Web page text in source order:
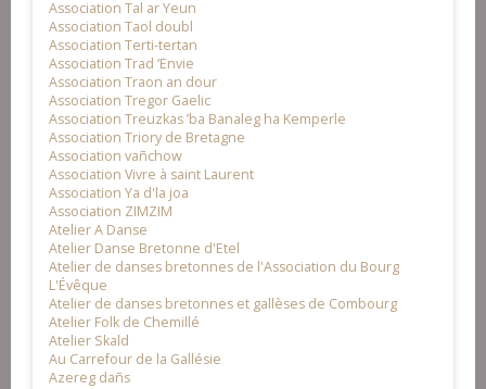
Association Tal ar Yeun
Association Taol doubl
Association Terti-tertan
Association Trad ‘Envie
Association Traon an dour
Association Tregor Gaelic
Association Treuzkas ’ba Banaleg ha Kemperle
Association Triory de Bretagne
Association vañchow
Association Vivre à saint Laurent
Association Ya d'la joa
Association ZIMZIM
Atelier A Danse
Atelier Danse Bretonne d'Etel
Atelier de danses bretonnes de l'Association du Bourg
L'Évêque
Atelier de danses bretonnes et gallèses de Combourg
Atelier Folk de Chemillé
Atelier Skald
Au Carrefour de la Gallésie
Azereg dañs